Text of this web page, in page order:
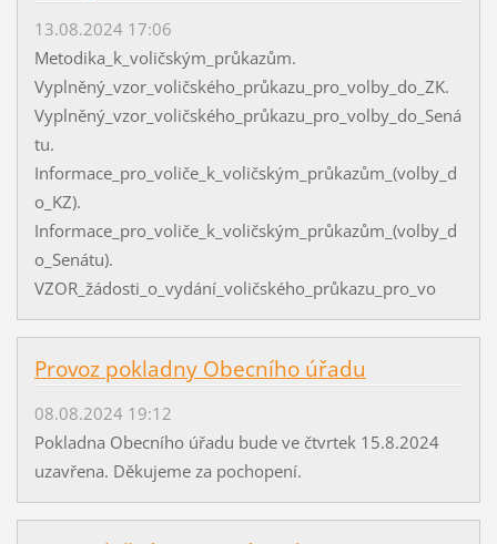
13.08.2024 17:06
Metodika_k_voličským_průkazům.
Vyplněný_vzor_voličského_průkazu_pro_volby_do_ZK.
Vyplněný_vzor_voličského_průkazu_pro_volby_do_Sená
tu.
Informace_pro_voliče_k_voličským_průkazům_(volby_d
o_KZ).
Informace_pro_voliče_k_voličským_průkazům_(volby_d
o_Senátu).
VZOR_žádosti_o_vydání_voličského_průkazu_pro_vo
Provoz pokladny Obecního úřadu
08.08.2024 19:12
Pokladna Obecního úřadu bude ve čtvrtek 15.8.2024
uzavřena. Děkujeme za pochopení.